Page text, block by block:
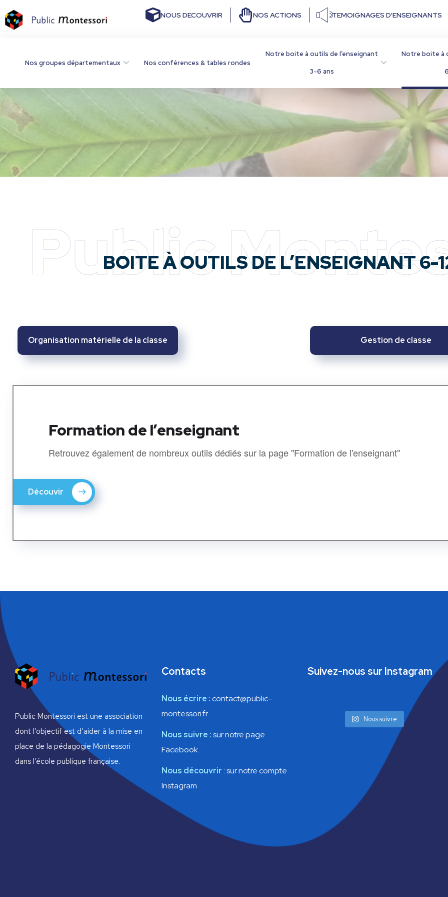
NOUS DECOUVRIR NOS ACTIONS TEMOIGNAGES D'ENSEIGNANTS
Nos groupes départementaux Nos conférences & tables rondes
Notre boite à outils de l’enseignant
3-6 ans
Notre boite à
Public
BOITE À OUTILS DE L’ENSEIGNANT 6-
Organisation matérielle de la classe Gestion de classe
Formation de l’enseignant
Retrouvez également de nombreux outils dédiés sur la page "Formation de l'enseignant"
Découvir
Public Montessori est une association
dont l’objectif est d’aider à la mise en
place de la pédagogie Montessori
dans l’école publique française.
Contacts
Nous écrire :contact@public-
montessori.fr
Nous suivre :sur notre page
Facebook
Nous découvrir :sur notre compte
Instagram
Suivez-nous sur Instagram
Nous suivre